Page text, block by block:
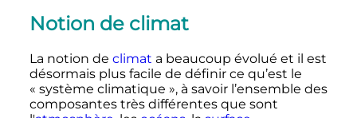
Notion de climat
La notion de climat a beaucoup évolué et il est
désormais plus facile de définir ce qu’est le
« système climatique », à savoir l’ensemble des
composantes très différentes que sont